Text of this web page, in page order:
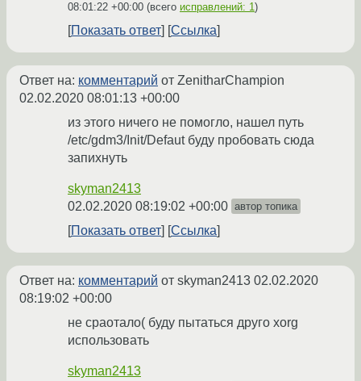
08:01:22 +00:00 (всего исправлений: 1)
Показать ответ Ссылка
Ответ на: комментарий от ZenitharChampion
02.02.2020 08:01:13 +00:00
из этого ничего не помогло, нашел путь
/etc/gdm3/Init/Defaut буду пробовать сюда
запихнуть
skyman2413
02.02.2020 08:19:02 +00:00 автор топика
Показать ответ Ссылка
Ответ на: комментарий от skyman2413 02.02.2020
08:19:02 +00:00
не сраотало( буду пытаться друго xorg
использовать
skyman2413